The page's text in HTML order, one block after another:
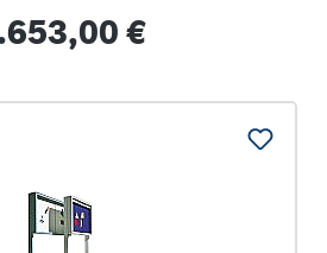
Preis:€